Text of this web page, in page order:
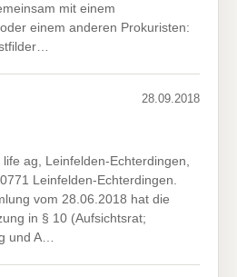
mit einem
einem anderen Prokuristen:
28.09.2018
ag, Leinfelden-Echterdingen,
Leinfelden-Echterdingen.
vom 28.06.2018 hat die
in § 10 (Aufsichtsrat;
und A…